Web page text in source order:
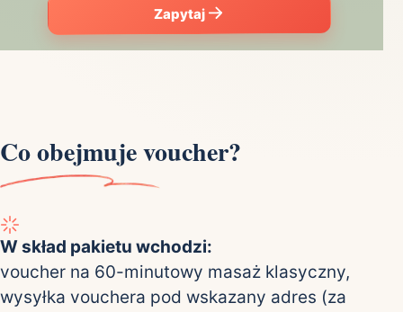
Zapytaj
Co obejmuje voucher?
W skład pakietu wchodzi:
voucher na 60-minutowy masaż klasyczny,
wysyłka vouchera pod wskazany adres (za